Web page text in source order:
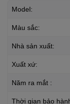
Tốc độ
Máy in phun màu
tiết kiệm thời gian
Model:
Màu sắc:
Nhà sản xuất:
Xuất xứ:
Năm ra mắt :
Thời gian bảo